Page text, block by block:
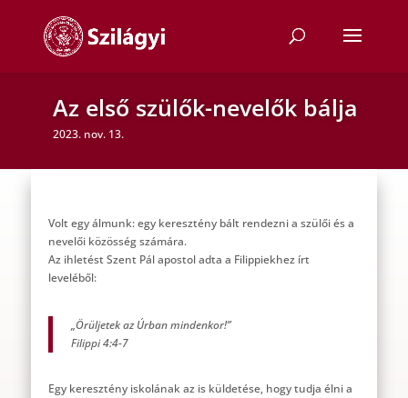
Az első szülők-nevelők bálja
2023. nov. 13.
Volt egy álmunk: egy keresztény bált rendezni a szülői és a
nevelői közösség számára.
Az ihletést Szent Pál apostol adta a Filippiekhez írt
leveléből:
„Örüljetek az Úrban mindenkor!”
Filippi 4:4-7
Egy keresztény iskolának az is küldetése, hogy tudja élni a